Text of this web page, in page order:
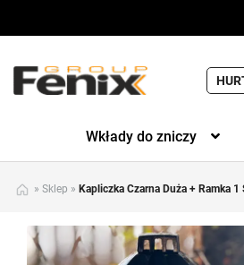
Wkłady do zniczy
» Sklep » Kapliczka Czarna Duża + Ramka